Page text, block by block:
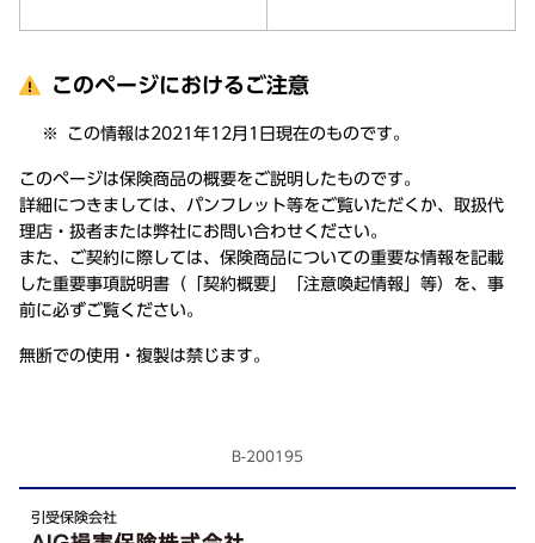
このページにおけるご注意
この情報は2021年12月1日現在のものです。
このページは保険商品の概要をご説明したものです。
詳細につきましては、パンフレット等をご覧いただくか、取扱代
理店・扱者または弊社にお問い合わせください。
また、ご契約に際しては、保険商品についての重要な情報を記載
した重要事項説明書（「契約概要」「注意喚起情報」等）を、事
前に必ずご覧ください。
無断での使用・複製は禁じます。
B-200195
引受保険会社